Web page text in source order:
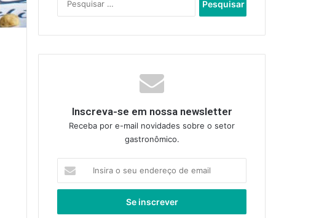
por:
Inscreva-se em nossa newsletter
Receba por e-mail novidades sobre o setor
gastronômico.
seu
de